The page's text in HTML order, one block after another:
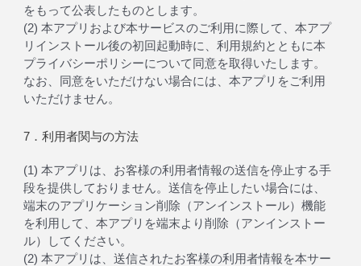
をもって公表したものとします。
(2) 本アプリおよび本サービスのご利用に際して、本アプ
リインストール後の初回起動時に、利用規約とともに本
プライバシーポリシーについて同意を取得いたします。
なお、同意をいただけない場合には、本アプリをご利用
いただけません。
7．利用者関与の方法
(1) 本アプリは、お客様の利用者情報の送信を停止する手
段を提供しておりません。送信を停止したい場合には、
端末のアプリケーション削除（アンインストール）機能
を利用して、本アプリを端末より削除（アンインストー
ル）してください。
(2) 本アプリは、送信されたお客様の利用者情報を本サー